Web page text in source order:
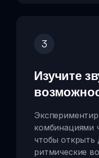
3
Изучите
комбинациями
чтобы открыть
ритмические